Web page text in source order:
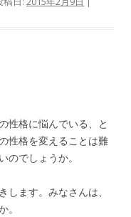
性格に悩んでいる、と
性格を変えることは難
のでしょうか。
ます。みなさんは、
。